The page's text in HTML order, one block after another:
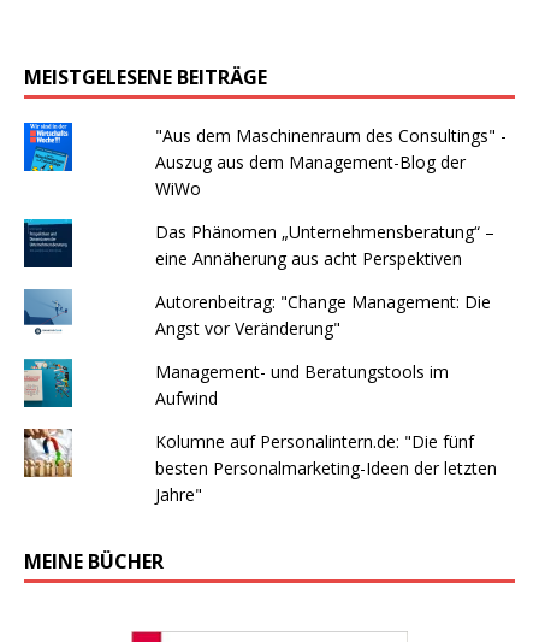
MEISTGELESENE BEITRÄGE
"Aus dem Maschinenraum des Consultings" -
Auszug aus dem Management-Blog der
WiWo
Das Phänomen „Unternehmensberatung“ –
eine Annäherung aus acht Perspektiven
Autorenbeitrag: "Change Management: Die
Angst vor Veränderung"
Management- und Beratungstools im
Aufwind
Kolumne auf Personalintern.de: "Die fünf
besten Personalmarketing-Ideen der letzten
Jahre"
MEINE BÜCHER